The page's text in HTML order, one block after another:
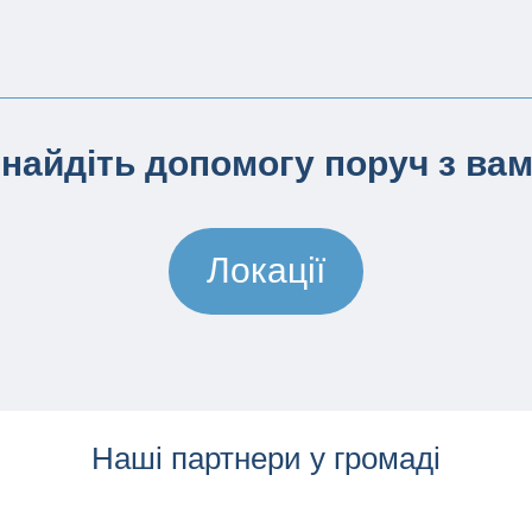
допомогу поруч з
Локації
Наші партнери у громаді